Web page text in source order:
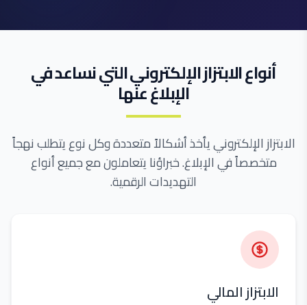
أنواع الابتزاز الإلكتروني التي نساعد في
الإبلاغ عنها
الابتزاز الإلكتروني يأخذ أشكالاً متعددة وكل نوع يتطلب نهجاً
متخصصاً في الإبلاغ. خبراؤنا يتعاملون مع جميع أنواع
التهديدات الرقمية.
الابتزاز المالي